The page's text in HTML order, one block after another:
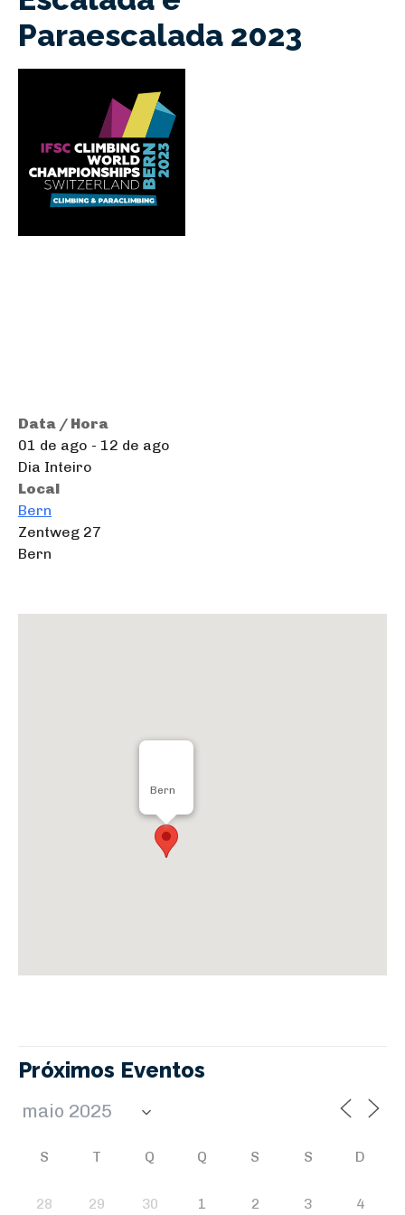
Paraescalada 2023
Data / Hora
01 de ago - 12 de ago
Dia Inteiro
Local
Bern
Zentweg 27
Bern
Bern
Próximos Eventos
S T Q Q S S D
28 29 30 1 2 3 4